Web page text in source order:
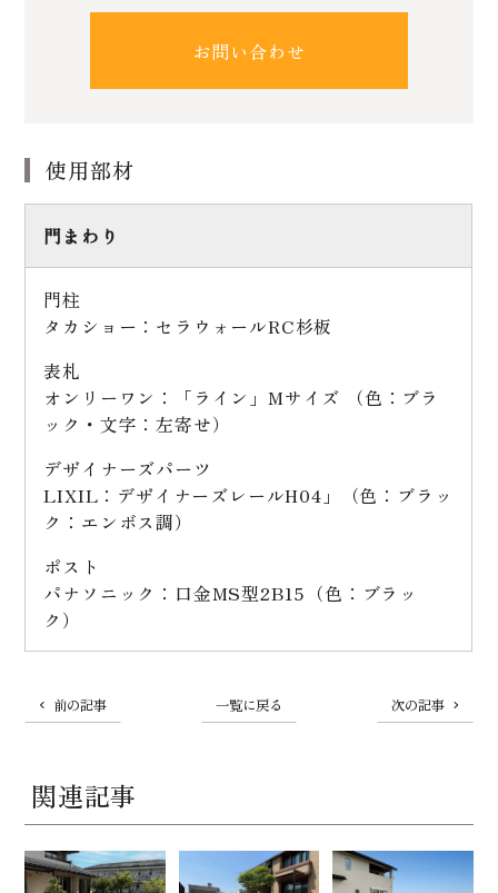
お問い合わせ
使用部材
門まわり
門柱
タカショー：セラウォールRC杉板
表札
オンリーワン：「ライン」Mサイズ （色：ブラ
ック・文字：左寄せ）
デザイナーズパーツ
LIXIL：デザイナーズレールH04」（色：ブラッ
ク：エンボス調）
ポスト
パナソニック：口金MS型2B15（色：ブラッ
ク）
前の記事 一覧に戻る 次の記事
関連記事